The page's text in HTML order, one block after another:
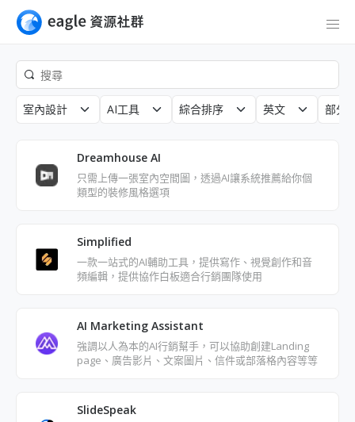
室內設計 AI工具 綜合排序 英文 部分
Dreamhouse AI
只需上傳一張室內空間圖，透過AI讓系統推薦給你個
類型的裝修風格選項
Simplified
一款一站式的AI輔助工具，提供寫作、視覺創作和音
頻編輯，提供協作白板適合行銷團隊使用
AI Marketing Assistant
強調以人為本的AI行銷幫手，可以協助創建Landing
page、廣告影片、文案圖片、信件或部落格內容等等
SlideSpeak